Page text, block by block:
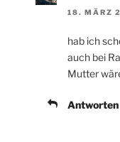
18. MÄRZ
hab ich
auch bei
Mutter
Antworten